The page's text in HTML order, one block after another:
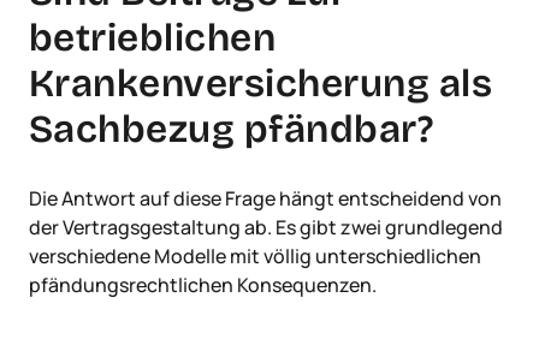
betrieblichen
Krankenversicherung als
Sachbezug pfändbar?
Die Antwort auf diese Frage hängt entscheidend von
der Vertragsgestaltung ab. Es gibt zwei grundlegend
verschiedene Modelle mit völlig unterschiedlichen
pfändungsrechtlichen Konsequenzen.